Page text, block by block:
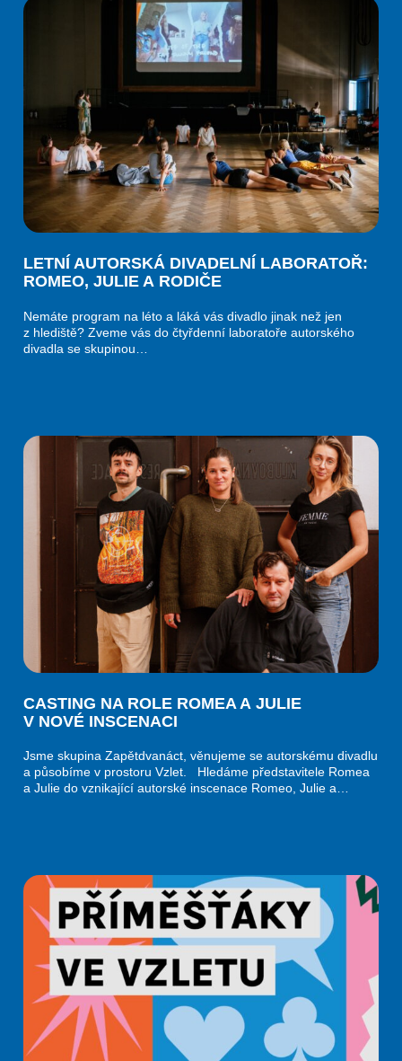
LETNÍ AUTORSKÁ DIVADELNÍ LABORATOŘ:
ROMEO, JULIE A RODIČE
Nemáte program na léto a láká vás divadlo jinak než jen
z hlediště? Zveme vás do čtyřdenní laboratoře autorského
divadla se skupinou…
CASTING NA ROLE ROMEA A JULIE
V NOVÉ INSCENACI
Jsme skupina Zapětdvanáct, věnujeme se autorskému divadlu
a působíme v prostoru Vzlet. Hledáme představitele Romea
a Julie do vznikající autorské inscenace Romeo, Julie a…